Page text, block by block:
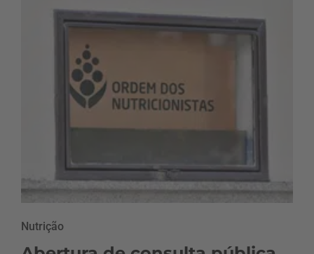
Nutrição